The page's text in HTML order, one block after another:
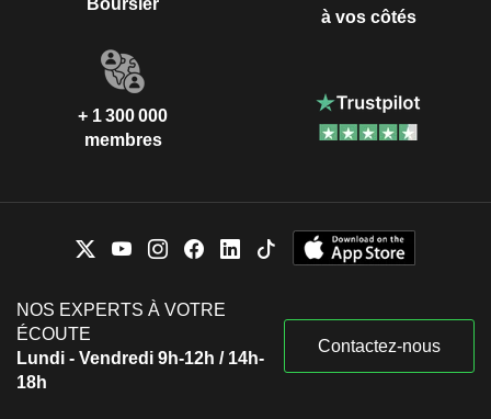
à vos côtés
+ 1 300 000
membres
NOS EXPERTS À VOTRE
ÉCOUTE
Lundi - Vendredi 9h-12h / 14h-
18h
Contactez-nous